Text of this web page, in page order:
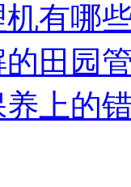
有哪
田园
上的